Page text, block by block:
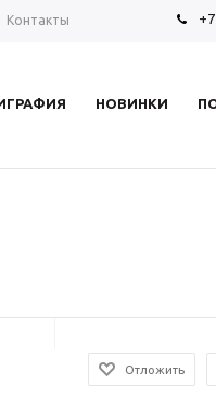
Контакты
НОВИНКИ
Отложить